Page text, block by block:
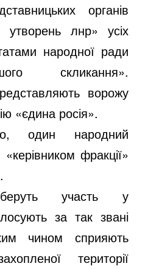
органів
утворень лнр» усіх
народної ради
скликання».
ворожу
«єдина росія».
один народний
фракції»
участь у
за так звані
чином сприяють
території